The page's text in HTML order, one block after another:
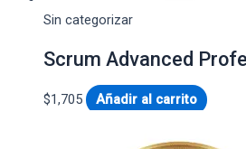
Sin categorizar
Scrum Advanced
$1,705 Añadir al carrito